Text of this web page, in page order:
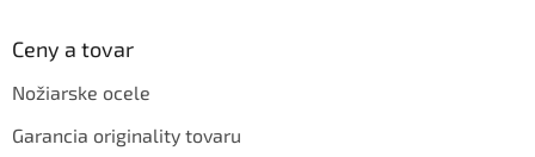
Ceny a tovar
Nožiarske ocele
Garancia originality tovaru